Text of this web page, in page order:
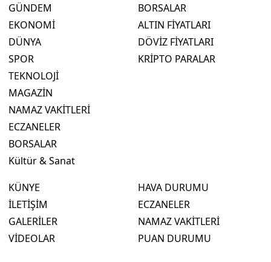
GÜNDEM
EKONOMİ
DÜNYA
SPOR
TEKNOLOJİ
MAGAZİN
NAMAZ VAKİTLERİ
ECZANELER
BORSALAR
Kültür & Sanat
BORSALAR
ALTIN FİYATLARI
DÖVİZ FİYATLARI
KRİPTO PARALAR
KÜNYE
İLETİŞİM
GALERİLER
VİDEOLAR
HAVA DURUMU
ECZANELER
NAMAZ VAKİTLERİ
PUAN DURUMU